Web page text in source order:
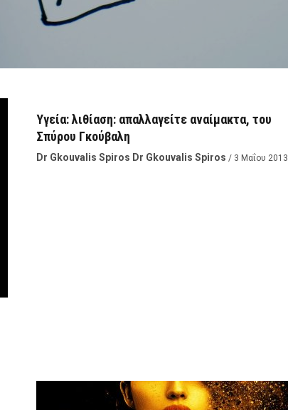
ΥΓΕΊΑ
Υγεία: λιθίαση: απαλλαγείτε αναίμακτα, του
Σπύρου Γκούβαλη
Dr Gkouvalis Spiros Dr Gkouvalis Spiros / 3 Μαΐου 2013